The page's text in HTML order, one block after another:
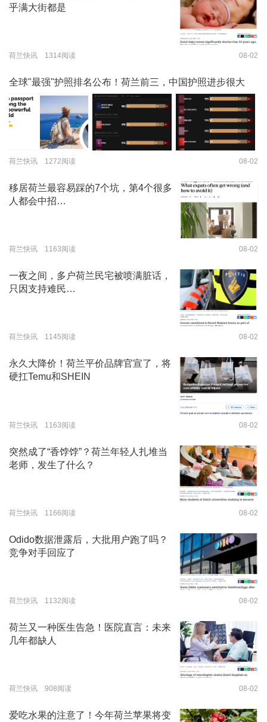
乎满大街都是
荷兰快讯 1314阅读 08-02
全球"最强"护照排名公布！荷兰前三，中国护照进步很大
荷兰快讯 1272阅读 08-02
移居荷兰最容易踩的7个坑，第4个很多
人都会中招…
荷兰快讯 1163阅读 08-02
一夜之间，多户荷兰民宅被喷满脏话，
只因支持难民…
荷兰快讯 1145阅读 08-02
永久大降价！荷兰平价品牌官宣了，将
硬扛Temu和SHEIN
荷兰快讯 1163阅读 08-02
突然成了“香饽饽”？荷兰年轻人扎堆当
老师，发生了什么？
荷兰快讯 1166阅读 08-02
Odido数据泄露后，大批用户跑了吗？
竞争对手回应了
荷兰快讯 1132阅读 08-02
荷兰又一种医生告急！医院直言：未来
几年都缺人
荷兰快讯 908阅读 08-02
爱吃水果的注意了！今年荷兰苹果将变